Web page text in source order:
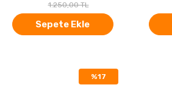
1.250,00 TL
Sepete Ekle
%17